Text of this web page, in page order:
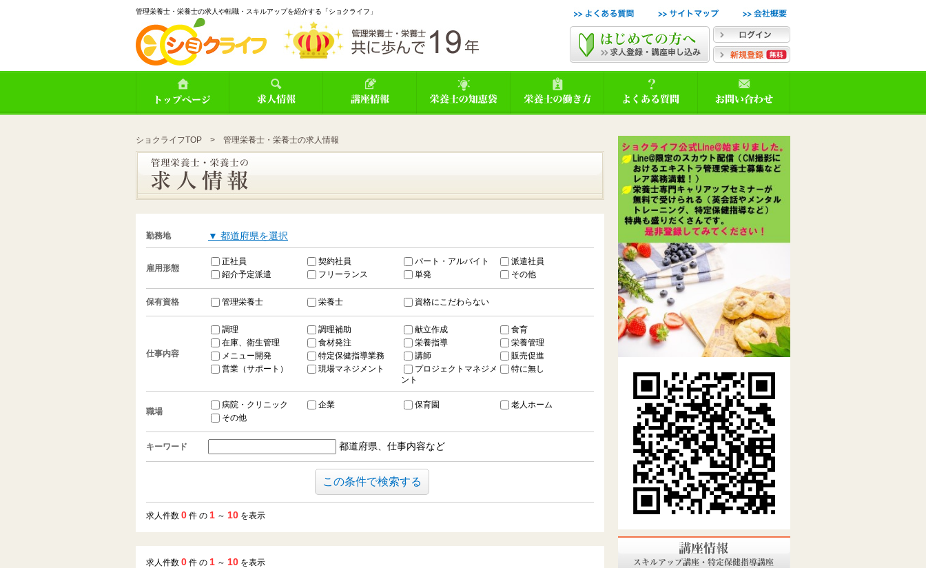
管理栄養士・栄養士の求人や転職・スキルアップを紹介する「ショクライフ」
ショクライフTOP > 管理栄養士・栄養士の求人情報
勤務地 ▼ 都道府県を選択
雇用形態
正社員 契約社員 パート・アルバイト
派遣社員
紹介予定派遣
フリーランス 単発 その他
保有資格 管理栄養士 栄養士 資格にこだわらない
仕事内容
調理 調理補助 献立作成
食育
在庫、衛生管理
食材発注 栄養指導
栄養管理
メニュー開発
特定保健指導業務 講師
販売促進
営業（サポート）
現場マネジメント
プロジェクトマネジメ
ント
特に無し
職場
病院・クリニック 企業 保育園
老人ホーム
その他
キーワード 都道府県、仕事内容など
求人件数 0 件 の 1 ～ 10 を表示
求人件数 0 件 の 1 ～ 10 を表示